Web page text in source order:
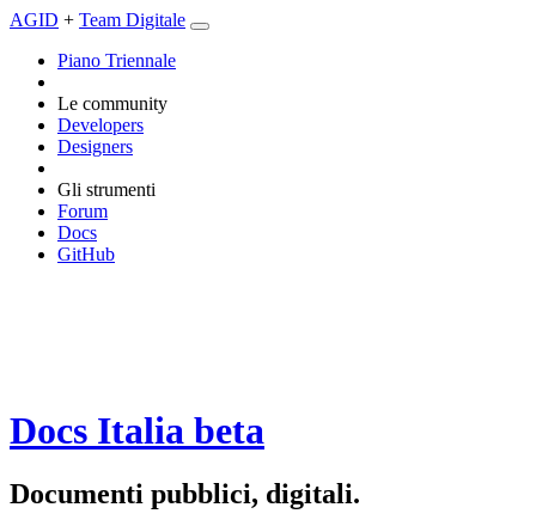
AGID + Team Digitale
Piano Triennale
Le community
Developers
Designers
Gli strumenti
Forum
Docs
GitHub
Docs Italia beta
Documenti pubblici, digitali.